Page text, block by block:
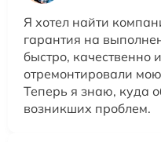
Я хотел найти
гарантия на
быстро, качественно
отремонтировали
Теперь я знаю, куда
возникших проблем.